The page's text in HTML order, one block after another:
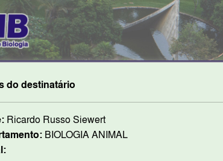
do destinatário
Ricardo Russo Siewert
BIOLOGIA ANIMAL